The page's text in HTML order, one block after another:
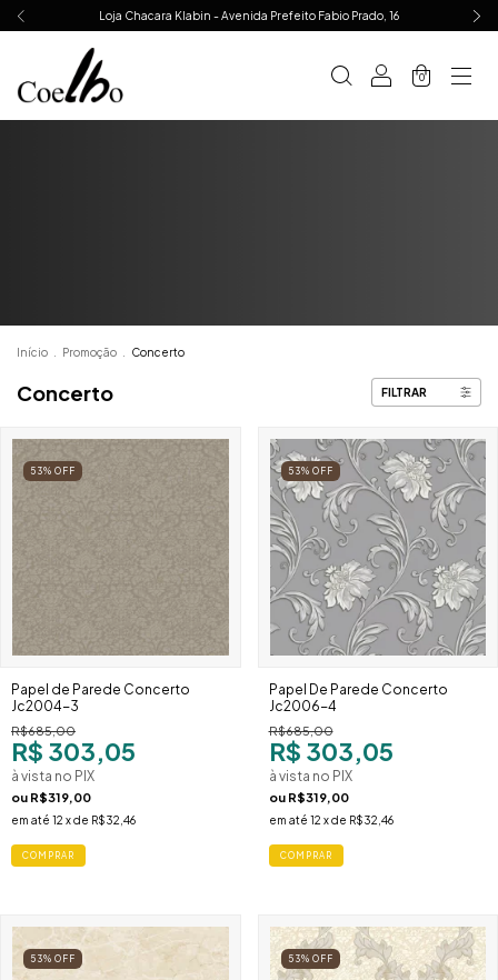
Loja Chacara Klabin - Avenida Prefeito Fabio Prado, 16
0
Início Promoção Concerto
Concerto FILTRAR
53% OFF
Papel de Parede Concerto
Jc2004-3
R$685,00
R$ 303,05
à vista no PIX
ou R$319,00
em até 12 x de R$32,46
53% OFF
Papel De Parede Concerto
Jc2006-4
R$685,00
R$ 303,05
à vista no PIX
ou R$319,00
em até 12 x de R$32,46
53% OFF 53% OFF